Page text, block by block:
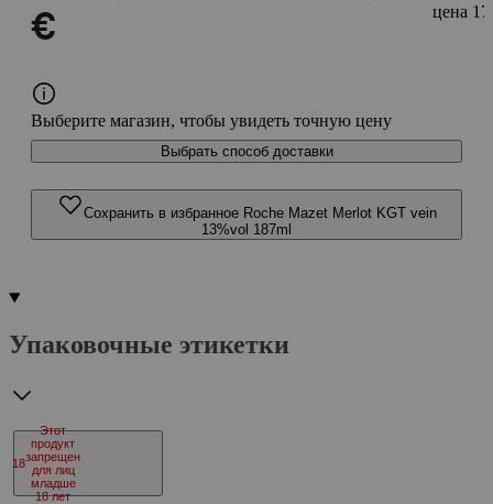
€
цена
Выберите магазин, чтобы увидеть точную цену
Выбрать способ доставки
Сохранить в избранное Roche Mazet Merlot KGT vein
13%vol 187ml
Упаковочные этикетки
18
Этот
продукт
запрещен
для лиц
младше
18 лет